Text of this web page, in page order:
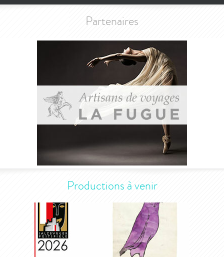
Partenaires
Productions à venir